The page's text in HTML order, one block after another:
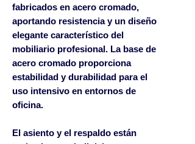
fabricados en acero cromado,
aportando resistencia y un diseño
elegante característico del
mobiliario profesional. La base de
acero cromado proporciona
estabilidad y durabilidad para el
uso intensivo en entornos de
oficina.
El asiento y el respaldo están